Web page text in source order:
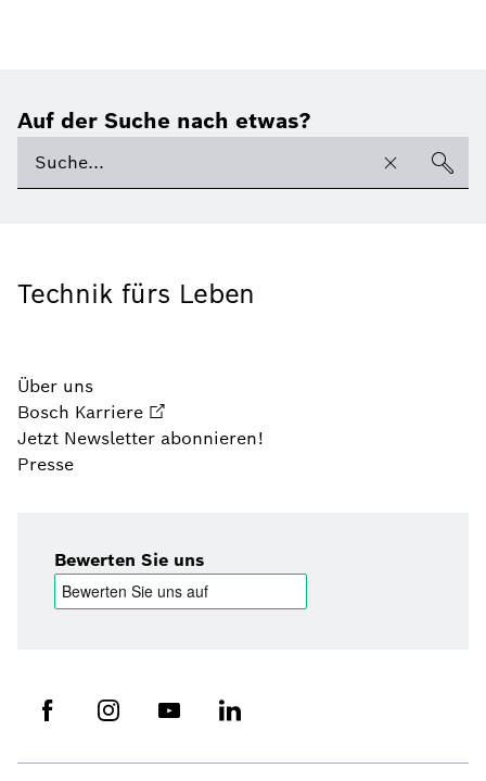
Auf der Suche nach etwas?
Technik fürs Leben
Über uns
Bosch Karriere
Jetzt Newsletter abonnieren!
Presse
Bewerten Sie uns